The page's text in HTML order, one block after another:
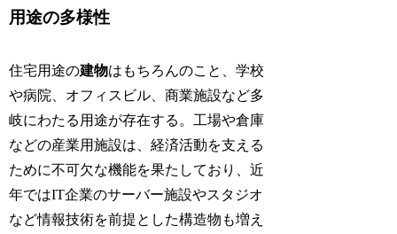
用途の多様性
住宅用途の建物はもちろんのこと、学校
や病院、オフィスビル、商業施設など多
岐にわたる用途が存在する。工場や倉庫
などの産業用施設は、経済活動を支える
ために不可欠な機能を果たしており、近
年ではIT企業のサーバー施設やスタジオ
など情報技術を前提とした構造物も増え